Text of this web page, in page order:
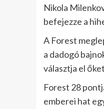
Nikola
befejezze a
A Forest
a dadogó
választja el
Forest 28
emberei hat